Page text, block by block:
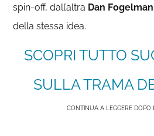
spin-off, dall’altra Dan Fogelman
della stessa idea.
SCOPRI TUTTO
SULLA TRAMA
CONTINUA A LEGGERE DOPO